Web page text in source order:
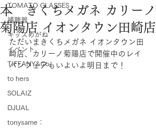
TOMATO GLASSES
補聴器
キッズめがね
イベント
TIFFANY&Co.
to hers
SOLAIZ
DJUAL
tonysame：
本 きくちメガネ カリーノ
菊陽店 イオンタウン田崎店
ただいまきくちメガネ イオンタウン田
崎店、カリーノ菊陽店で開催中のレイ
バンフェアもいよいよ明日まで！